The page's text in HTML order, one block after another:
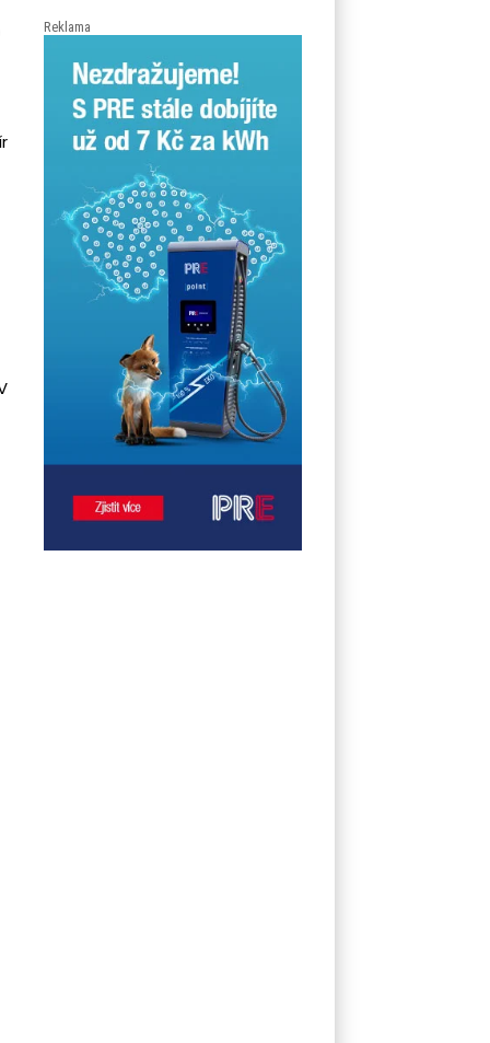
částka přesahuje 251
dat Leasingu České
spořitelny za
posledních 10 let (2016–
2026).
Reklama